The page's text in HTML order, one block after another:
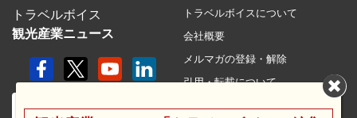
トラベルボイス
観光産業ニュース
トラベルボイスについて
会社概要
メルマガの登録・解除
引用・転載について